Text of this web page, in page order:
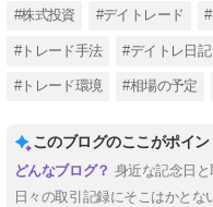
#株式投資 #デイトレード
#トレード手法 #デイトレ日記
#トレード環境 #相場の予定
このブログのここがポイン
身近な記念日
日々の取引記録にそこはかと